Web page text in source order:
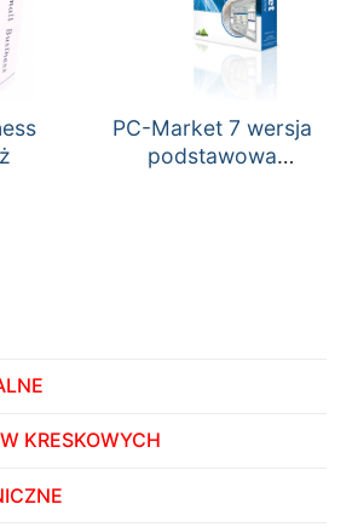
PC-Market 7 wersja
podstawowa
KRESKOWYCH